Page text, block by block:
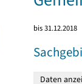
bis 31.12.2018